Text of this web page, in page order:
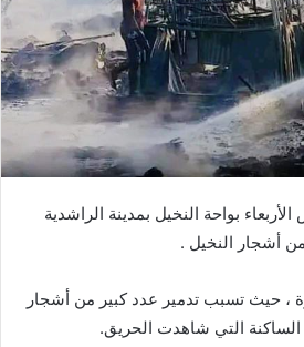
بواحة النخيل بمدينة الراشدية
أشجار النخيل .
، حيث تسبب تدمير عدد كبير من أشجار
التي شاهدت الحريق.